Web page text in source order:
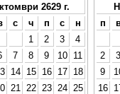
2629 г.
с ч п с
н
1
2 3
4
7 8 9 10
11
14 15 16 17
18
21 22 23 24
25
п
2
3
9
16